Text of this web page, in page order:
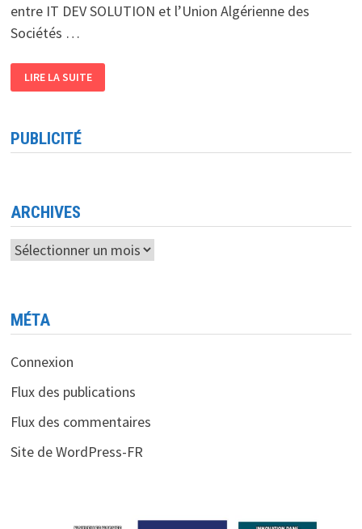
entre IT DEV SOLUTION et l’Union Algérienne des
Sociétés …
DEV
SOLUTION
POUR
MODERNISER
EN
ALGÉRIE
LIRE LA SUITE
PUBLICITÉ
ARCHIVES
Archives
MÉTA
Connexion
Flux des publications
Flux des commentaires
Site de WordPress-FR